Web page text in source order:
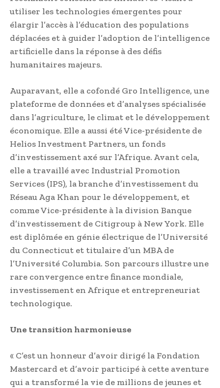
utiliser les technologies émergentes pour
élargir l’accès à l’éducation des populations
déplacées et à guider l’adoption de l’intelligence
artificielle dans la réponse à des défis
humanitaires majeurs.
Auparavant, elle a cofondé Gro Intelligence, une
plateforme de données et d’analyses spécialisée
dans l’agriculture, le climat et le développement
économique. Elle a aussi été Vice-présidente de
Helios Investment Partners, un fonds
d’investissement axé sur l’Afrique. Avant cela,
elle a travaillé avec Industrial Promotion
Services (IPS), la branche d’investissement du
Réseau Aga Khan pour le développement, et
comme Vice-présidente à la division Banque
d’investissement de Citigroup à New York. Elle
est diplômée en génie électrique de l’Université
du Connecticut et titulaire d’un MBA de
l’Université Columbia. Son parcours illustre une
rare convergence entre finance mondiale,
investissement en Afrique et entrepreneuriat
technologique.
Une transition harmonieuse
« C’est un honneur d’avoir dirigé la Fondation
Mastercard et d’avoir participé à cette aventure
qui a transformé la vie de millions de jeunes et